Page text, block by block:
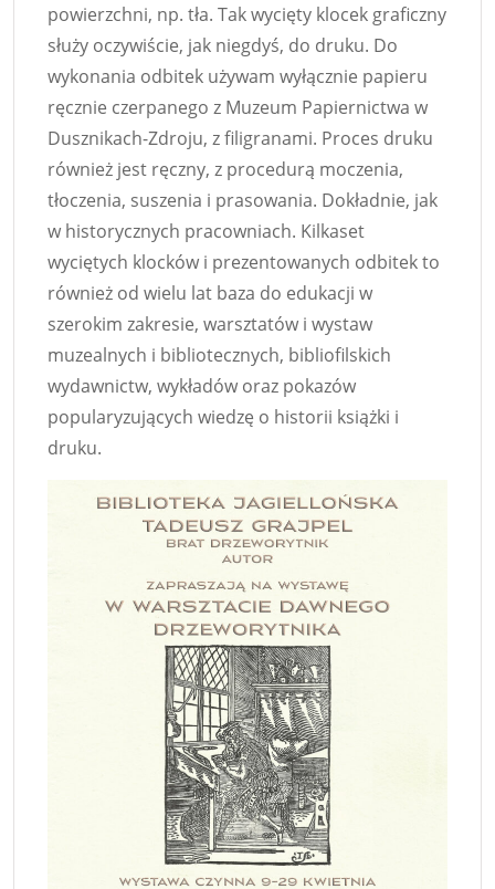
powierzchni, np. tła. Tak wycięty klocek graficzny
służy oczywiście, jak niegdyś, do druku. Do
wykonania odbitek używam wyłącznie papieru
ręcznie czerpanego z Muzeum Papiernictwa w
Dusznikach-Zdroju, z filigranami. Proces druku
również jest ręczny, z procedurą moczenia,
tłoczenia, suszenia i prasowania. Dokładnie, jak
w historycznych pracowniach. Kilkaset
wyciętych klocków i prezentowanych odbitek to
również od wielu lat baza do edukacji w
szerokim zakresie, warsztatów i wystaw
muzealnych i bibliotecznych, bibliofilskich
wydawnictw, wykładów oraz pokazów
popularyzujących wiedzę o historii książki i
druku.